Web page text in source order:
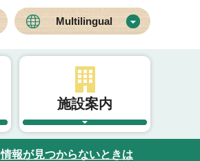
Multilingual
施設案内
情報が見つからないときは